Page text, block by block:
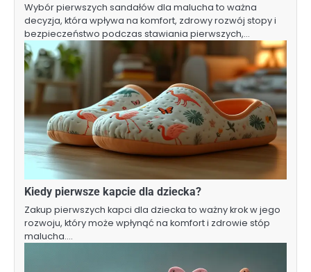
Wybór pierwszych sandałów dla malucha to ważna
decyzja, która wpływa na komfort, zdrowy rozwój stopy i
bezpieczeństwo podczas stawiania pierwszych,…
Kiedy pierwsze kapcie dla dziecka?
Zakup pierwszych kapci dla dziecka to ważny krok w jego
rozwoju, który może wpłynąć na komfort i zdrowie stóp
malucha.…